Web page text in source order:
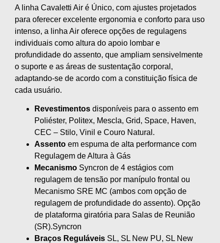
A linha Cavaletti Air é Único, com ajustes projetados
para oferecer excelente ergonomia e conforto para uso
intenso, a linha Air oferece opções de regulagens
individuais como altura do apoio lombar e
profundidade do assento, que ampliam sensivelmente
o suporte e as áreas de sustentação corporal,
adaptando-se de acordo com a constituição física de
cada usuário.
Revestimentos disponíveis para o assento em
Poliéster, Politex, Mescla, Grid, Space, Haven,
CEC – Stilo, Vinil e Couro Natural.
Assento em espuma de alta performance com
Regulagem de Altura à Gás
Mecanismo Syncron de 4 estágios com
regulagem de tensão por manípulo frontal ou
Mecanismo SRE MC (ambos com opção de
regulagem de profundidade do assento). Opção
de plataforma giratória para Salas de Reunião
(SR).Syncron
Braços Reguláveis SL, SL New PU, SL New